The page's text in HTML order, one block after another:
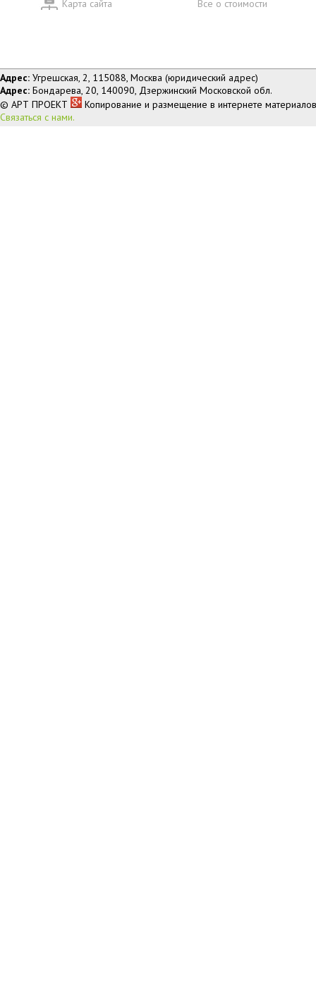
Карта сайта Все о стоимости
Адрес: Угрешская, 2, 115088, Москва (юридический адрес)
Адрес: Бондарева, 20, 140090, Дзержинский Московской обл.
© АРТ ПРОЕКТ
Копирование и размещение в интернете
Связаться с нами.